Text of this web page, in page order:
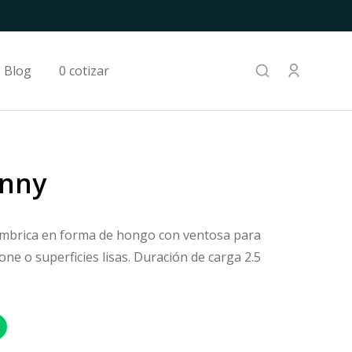
Blog 0 cotizar
en forma de hongo con ventosa para
o superficies lisas. Duración de carga 2.5